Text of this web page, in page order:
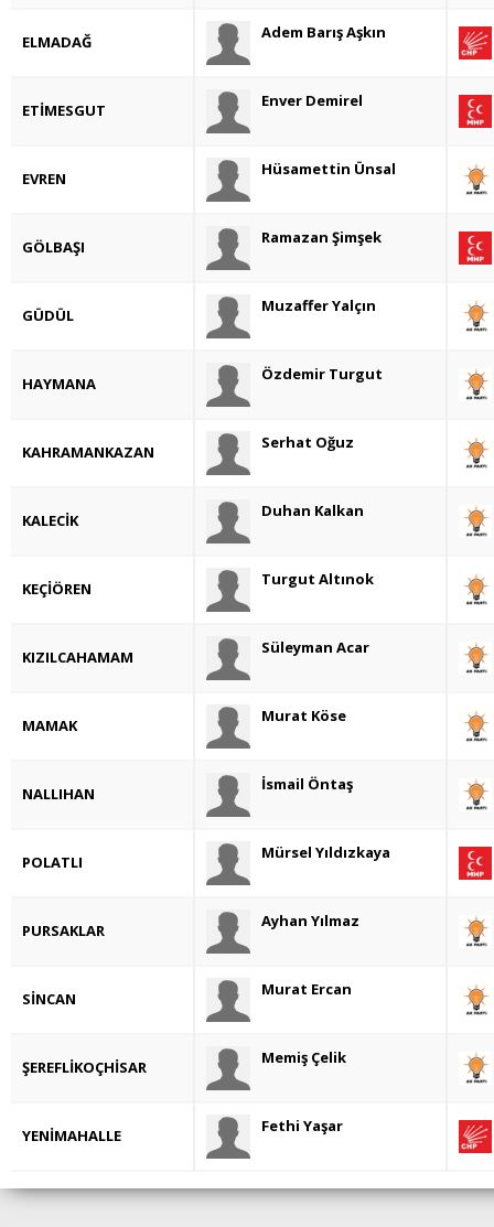
ELMADAĞ Adem Barış Aşkın
ETİMESGUT Enver Demirel
EVREN Hüsamettin Ünsal
GÖLBAŞI Ramazan Şimşek
GÜDÜL Muzaffer Yalçın
HAYMANA Özdemir Turgut
KAHRAMANKAZAN Serhat Oğuz
KALECİK Duhan Kalkan
KEÇİÖREN Turgut Altınok
KIZILCAHAMAM Süleyman Acar
MAMAK Murat Köse
NALLIHAN İsmail Öntaş
POLATLI Mürsel Yıldızkaya
PURSAKLAR Ayhan Yılmaz
SİNCAN Murat Ercan
ŞEREFLİKOÇHİSAR Memiş Çelik
YENİMAHALLE Fethi Yaşar